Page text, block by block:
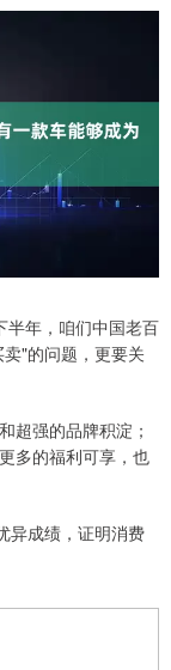
半年，咱们中国老百
"的问题，更要关
超强的品牌积淀；
多的福利可享，也
异成绩，证明消费